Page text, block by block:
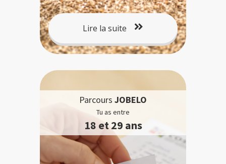
Lire la suite
Parcours JOBELO
Tu as entre
18 et 29 ans